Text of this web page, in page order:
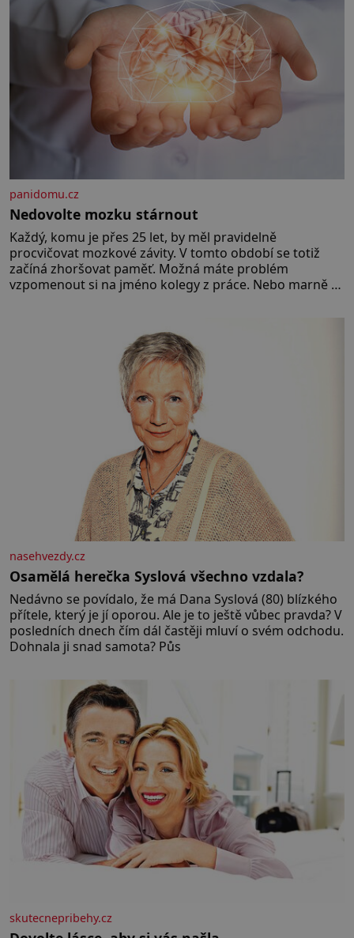
umístění ve zdejším zařízení, jsou
[…]
panidomu.cz
Nedovolte mozku stárnout
Každý, komu je přes 25 let, by měl pravidelně
procvičovat mozkové závity. V tomto období se totiž
začíná zhoršovat paměť. Možná máte problém
vzpomenout si na jméno kolegy z práce. Nebo marně v
rozhodla stávkovat. Cvičte
nasehvezdy.cz
Osamělá herečka Syslová všechno vzdala?
Nedávno se povídalo, že má Dana Syslová (80) blízkého
přítele, který je jí oporou. Ale je to ještě vůbec pravda? V
posledních dnech čím dál častěji mluví o svém odchodu.
Dohnala ji snad samota? Půs
skutecnepribehy.cz